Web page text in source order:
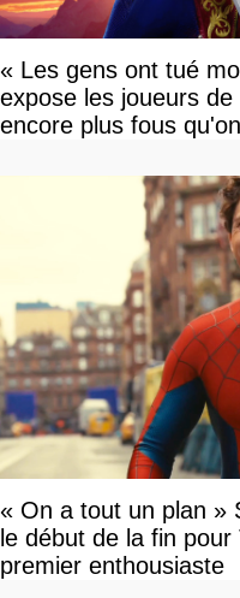
« Les gens ont tué
expose les joueurs
encore plus fous
« On a tout un plan »
le début de la fin pour
premier enthousiaste